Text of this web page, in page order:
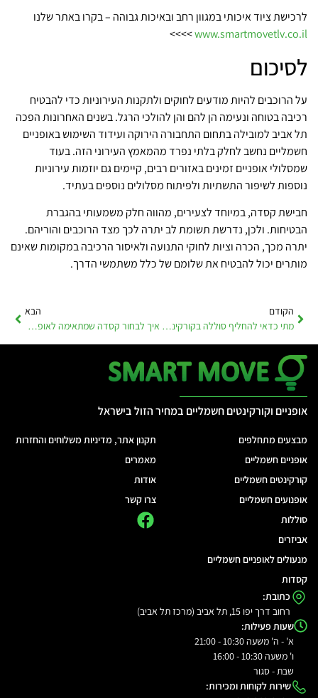
לרכישת ציוד איכותי במגוון רחב ובאיכות גבוהה – בקרו באתר שלנו
www.smartmovetlv.co.il
>>>>
לסיכום
על הרוכבים להיות מודעים לחוקים ולתקנות העירוניות כדי להבטיח
רכיבה בטוחה ונעימה הן להם והן להולכי הרגל. בשנים האחרונות הפכה
תל אביב למובילה בתחום התחבורה הירוקה ועידוד השימוש באופניים
חשמליים נחשב לחלק בלתי נפרד מהמאמץ העירוני הזה. בעוד
שמסלולי אופניים זמינים באזורים רבים, קיימים גם יוזמות עירוניות
נוספות לשיפור התשתיות ולפיתוח מסלולים נוספים בעתיד.
חבישת קסדה, במיוחד לצעירים, מהווה חלק משמעותי בהגברת
הבטיחות. ולכן, נדרשת תשומת לב יתרה לכך מצד הרוכבים והוריהם.
יתרה מכך, הכרה וציות לחוקי התנועה ולאיסור הרכיבה במקומות שאינם
מותרים יכול להבטיח את שלומם של כלל משתמשי הדרך.
הקודם
מתי כדאי להחליף סוללה בקורקינט? סימנים מקדימים שחשוב להכיר
הבא
איך לבחור קסדה שמתאימה לאופניים / קורקינט – בלי להתפשר על בטיחות
אופניים וקורקינטים חשמליים במחיר הזול בישראל
מבצעים מתחלפים
אופניים חשמליים
קורקינטים חשמליים
אופנועים חשמליים
סוללות
אביזרים
מנעולים לאופניים חשמליים
קסדות
תקנון אתר, מדיניות משלוחים והחזרות
מאמרים
אודות
צרו קשר
כתובת:
רחוב דרך יפו 15, תל אביב (מרכז תל אביב)
שעות פעילות:
א' - ה' משעה 10:30 - 21:00
ו' משעה 10:30 - 16:00
שבת - סגור
שירות לקוחות ומכירות: